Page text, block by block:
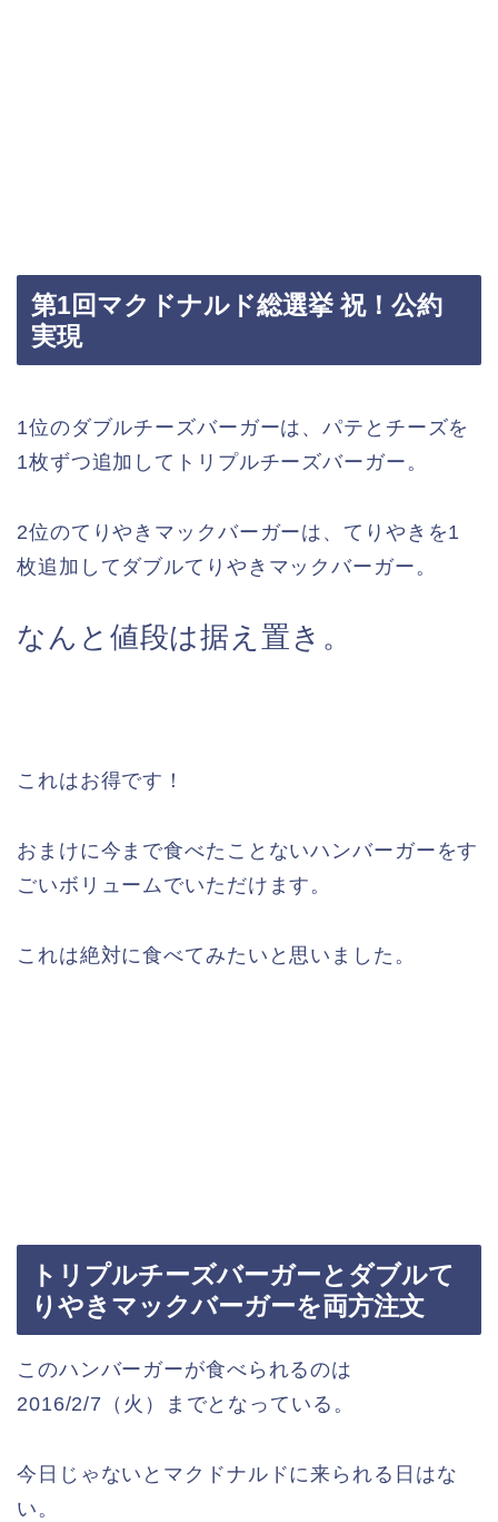
第1回マクドナルド総選挙 祝！公約
実現
1位のダブルチーズバーガーは、パテとチーズを
1枚ずつ追加してトリプルチーズバーガー。
2位のてりやきマックバーガーは、てりやきを1
枚追加してダブルてりやきマックバーガー。
なんと値段は据え置き。
これはお得です！
おまけに今まで食べたことないハンバーガーをす
ごいボリュームでいただけます。
これは絶対に食べてみたいと思いました。
トリプルチーズバーガーとダブルて
りやきマックバーガーを両方注文
このハンバーガーが食べられるのは
2016/2/7（火）までとなっている。
今日じゃないとマクドナルドに来られる日はな
い。